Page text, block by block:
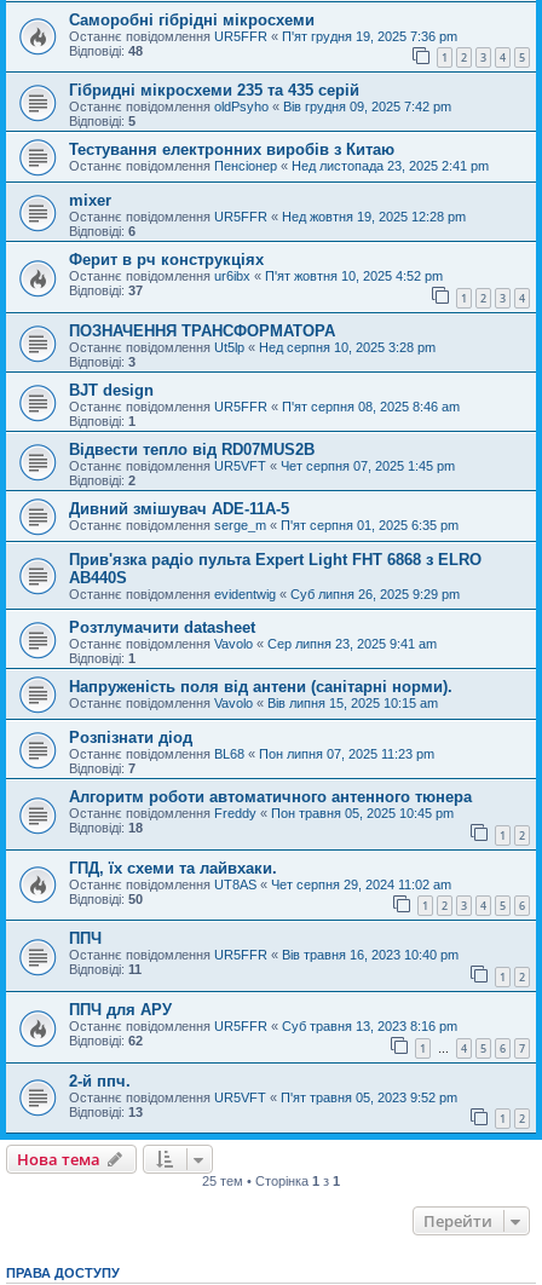
Саморобні гібрідні мікросхеми
Останнє повідомлення UR5FFR « П'ят грудня 19, 2025 7:36 pm
Відповіді: 48 1 2 3 4 5
Гібридні мікросхеми 235 та 435 серій
Останнє повідомлення oldPsyho « Вів грудня 09, 2025 7:42 pm
Відповіді: 5
Тестування електронних виробів з Китаю
Останнє повідомлення Пенсіонер « Нед листопада 23, 2025 2:41 pm
mixer
Останнє повідомлення UR5FFR « Нед жовтня 19, 2025 12:28 pm
Відповіді: 6
Ферит в рч конструкціях
Останнє повідомлення ur6ibx « П'ят жовтня 10, 2025 4:52 pm
Відповіді: 37 1 2 3 4
ПОЗНАЧЕННЯ ТРАНСФОРМАТОРА
Останнє повідомлення Ut5lp « Нед серпня 10, 2025 3:28 pm
Відповіді: 3
BJT design
Останнє повідомлення UR5FFR « П'ят серпня 08, 2025 8:46 am
Відповіді: 1
Відвести тепло від RD07MUS2B
Останнє повідомлення UR5VFT « Чет серпня 07, 2025 1:45 pm
Відповіді: 2
Дивний змішувач ADE-11A-5
Останнє повідомлення serge_m « П'ят серпня 01, 2025 6:35 pm
Прив'язка радіо пульта Expert Light FHT 6868 з ELRO
AB440S
Останнє повідомлення evidentwig « Суб липня 26, 2025 9:29 pm
Розтлумачити datasheet
Останнє повідомлення Vavolo « Сер липня 23, 2025 9:41 am
Відповіді: 1
Напруженість поля від антени (санітарні норми).
Останнє повідомлення Vavolo « Вів липня 15, 2025 10:15 am
Розпізнати діод
Останнє повідомлення BL68 « Пон липня 07, 2025 11:23 pm
Відповіді: 7
Алгоритм роботи автоматичного антенного тюнера
Останнє повідомлення Freddy « Пон травня 05, 2025 10:45 pm
Відповіді: 18 1 2
ГПД, їх схеми та лайвхаки.
Останнє повідомлення UT8AS « Чет серпня 29, 2024 11:02 am
Відповіді: 50 1 2 3 4 5 6
ППЧ
Останнє повідомлення UR5FFR « Вів травня 16, 2023 10:40 pm
Відповіді: 11 1 2
ППЧ для АРУ
Останнє повідомлення UR5FFR « Суб травня 13, 2023 8:16 pm
Відповіді: 62 1 … 4 5 6 7
2-й ппч.
Останнє повідомлення UR5VFT « П'ят травня 05, 2023 9:52 pm
Відповіді: 13 1 2
Нова тема
25 тем • Сторінка 1 з 1
Перейти
ПРАВА ДОСТУПУ